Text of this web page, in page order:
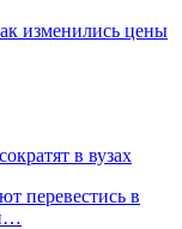
изменились цены
в вузах
перевестись в